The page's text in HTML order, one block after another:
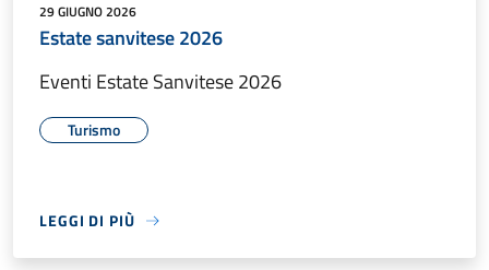
29 GIUGNO 2026
Estate sanvitese 2026
Eventi Estate Sanvitese 2026
Turismo
LEGGI DI PIÙ